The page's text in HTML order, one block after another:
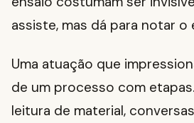
assiste, mas dá para notar o
Uma atuação que
de um processo com
leitura de material,